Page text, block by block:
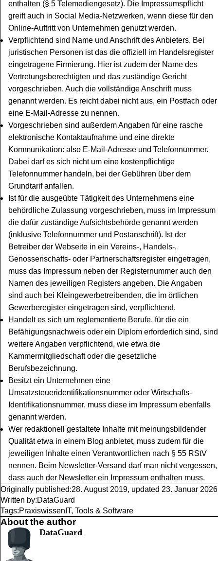
enthalten (§ 5 Telemediengesetz). Die Impressumspflicht
greift auch in Social Media-Netzwerken, wenn diese für den
Online-Auftritt von Unternehmen genutzt werden.
Verpflichtend sind Name und Anschrift des Anbieters. Bei
juristischen Personen ist das die offiziell im Handelsregister
eingetragene Firmierung. Hier ist zudem der Name des
Vertretungsberechtigten und das zuständige Gericht
vorgeschrieben. Auch die vollständige Anschrift muss
genannt werden. Es reicht dabei nicht aus, ein Postfach oder
eine E-Mail-Adresse zu nennen.
Vorgeschrieben sind außerdem Angaben für eine rasche
elektronische Kontaktaufnahme und eine direkte
Kommunikation: also E-Mail-Adresse und Telefonnummer.
Dabei darf es sich nicht um eine kostenpflichtige
Telefonnummer handeln, bei der Gebühren über dem
Grundtarif anfallen.
Ist für die ausgeübte Tätigkeit des Unternehmens eine
behördliche Zulassung vorgeschrieben, muss im Impressum
die dafür zuständige Aufsichtsbehörde genannt werden
(inklusive Telefonnummer und Postanschrift). Ist der
Betreiber der Webseite in ein Vereins-, Handels-,
Genossenschafts- oder Partnerschaftsregister eingetragen,
muss das Impressum neben der Registernummer auch den
Namen des jeweiligen Registers angeben. Die Angaben
sind auch bei Kleingewerbetreibenden, die im örtlichen
Gewerberegister eingetragen sind, verpflichtend.
Handelt es sich um reglementierte Berufe, für die ein
Befähigungsnachweis oder ein Diplom erforderlich sind, sind
weitere Angaben verpflichtend, wie etwa die
Kammermitgliedschaft oder die gesetzliche
Berufsbezeichnung.
Besitzt ein Unternehmen eine
Umsatzsteueridentifikationsnummer oder Wirtschafts-
Identifikationsnummer, muss diese im Impressum ebenfalls
genannt werden.
Wer redaktionell gestaltete Inhalte mit meinungsbildender
Qualität etwa in einem Blog anbietet, muss zudem für die
jeweiligen Inhalte einen Verantwortlichen nach § 55 RStV
nennen. Beim Newsletter-Versand darf man nicht vergessen,
dass auch der Newsletter ein Impressum enthalten muss.
Originally published:28. August 2019, updated 23. Januar 2026
Written by:DataGuard
Tags:Praxiswissen IT, Tools & Software
About the author
DataGuard